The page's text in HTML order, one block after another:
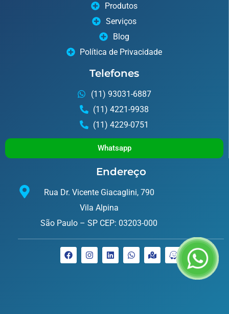
Produtos
Serviços
Blog
Política de Privacidade
Telefones
(11) 93031-6887
(11) 4221-9938
(11) 4229-0751
Whatsapp
Endereço
Rua Dr. Vicente Giacaglini, 790
Vila Alpina
São Paulo – SP CEP: 03203-000